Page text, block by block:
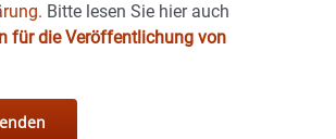
Bitte lesen Sie hier auch
für die Veröffentlichung von